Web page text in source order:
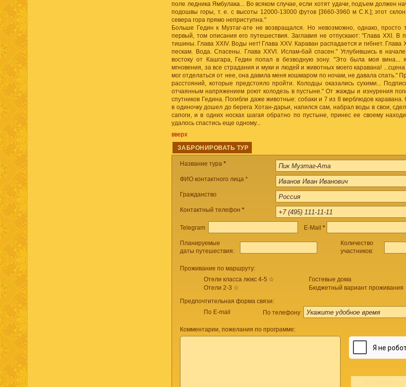
поле ледника Ямбулака... Во всяком случае, если хотят удачи, подъем должен
подошвы горы, т. е. с высоты 12000-13000 футов [3660-3960 м С.К.]; этот склон
севера гора прямо неприступна."
Больше Гедин к Музтаг-ате не возвращался. Но невозможно, однако, просто
первый, том описания его путешествия. Заглавия не отпускают: "Глава XXI. В
тишины. Глава XXIV. Воды нет! Глава XXV. Караван распадается и гибнет.
пескам. Вода. Спасены. Глава XXVI. Ислам-бай спасен." Углубившись в
востоку от Кашгара, Гедин попал в безводную зону. "Это была моя вина...
мгновения, за все страдания и муки и людей и животных моего каравана!
мог отделаться от нее, она давила меня кошмаром по ночам, не давала спать."
расстояний, которые предстояло пройти. Колодцы оказались сухими...
отчаянным напряжением роют колодезь в пустыне." От жажды и изнурения
спутников Гедина. Погибли даже животные: собаки и 7 из 8 верблюдов
в одиночку дошел до берега Хотан-дарьи, напился сам, набрал воды в свои,
сапоги, и в одних носках шагая обратно по пустыне, принес ее своему
удалось спастись еще одному...
вверх
ЗАБРОНИРОВАТЬ ТУР
Название тура *
ФИО контактного лица *
Гражданство
Контактный телефон *
Telegram E-Mail *
Планируемые
даты путешествия:
Количество
участников:
Проживание по маршруту:
Отели класса люкс 4-5 ☆
Отели 2-3 ☆
Гостевые дома
Бюджетный вариант проживания
Предпочтительная форма связи:
По E-mail
По телефону
Комментарии, пожелания по программе: